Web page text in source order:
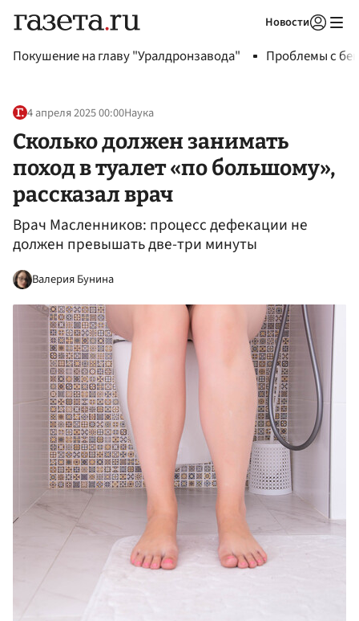
Новости
Покушение на главу "Уралдронзавода" Проблемы с
4 апреля 2025 00:00Наука
Сколько должен занимать
поход в туалет «по большому»,
рассказал врач
Врач Масленников: процесс дефекации не
должен превышать две-три минуты
Валерия Бунина